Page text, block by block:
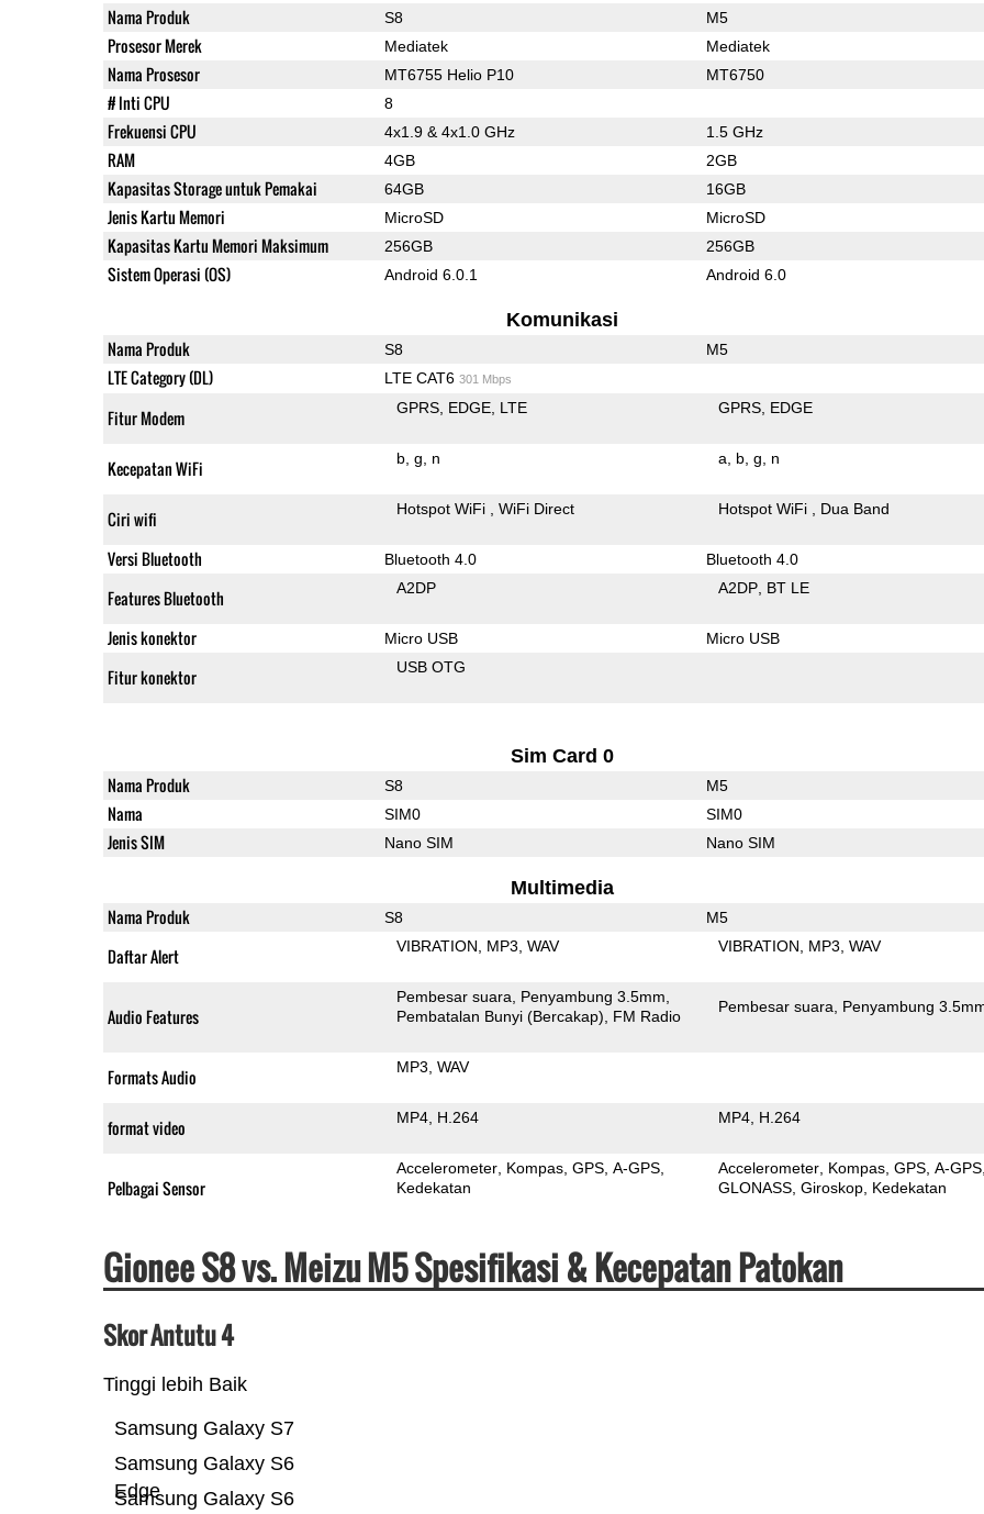
Nama Produk S8 M5
Prosesor Merek Mediatek Mediatek
Nama Prosesor MT6755 Helio P10 MT6750
# Inti CPU 8
Frekuensi CPU 4x1.9 & 4x1.0 GHz 1.5 GHz
RAM 4GB 2GB
Kapasitas Storage untuk Pemakai 64GB 16GB
Jenis Kartu Memori MicroSD MicroSD
Kapasitas Kartu Memori Maksimum 256GB 256GB
Sistem Operasi (OS) Android 6.0.1 Android 6.0
Komunikasi
Nama Produk S8 M5
LTE Category (DL) LTE CAT6 301 Mbps
Fitur Modem GPRS EDGE LTE GPRS EDGE
Kecepatan WiFi b g n a b g n
Ciri wifi Hotspot WiFi WiFi Direct Hotspot WiFi Dua Band
Versi Bluetooth Bluetooth 4.0 Bluetooth 4.0
Features Bluetooth A2DP A2DP BT LE
Jenis konektor Micro USB Micro USB
Fitur konektor USB OTG
Sim Card 0
Nama Produk S8 M5
Nama SIM0 SIM0
Jenis SIM Nano SIM Nano SIM
Multimedia
Nama Produk S8 M5
Daftar Alert VIBRATION MP3 WAV VIBRATION MP3 WAV
Audio Features
Pembesar suara
Penyambung 3.5mm
Pembatalan Bunyi (Bercakap)
FM Radio
Pembesar suara Penyambung
Formats Audio MP3 WAV
format video MP4 H.264 MP4 H.264
Pelbagai Sensor
Accelerometer Kompas GPS A-GPS
Kedekatan
Accelerometer Kompas GPS A-GPS
GLONASS Giroskop Kedekatan
Gionee S8 vs. Meizu M5 Spesifikasi & Kecepatan Patokan
Skor Antutu 4
Tinggi lebih Baik
Samsung Galaxy S6
Samsung Galaxy S6
Edge
Samsung Galaxy S7